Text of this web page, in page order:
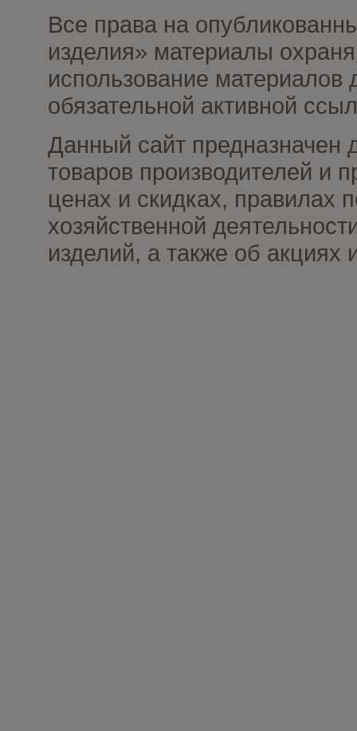
Все права на
изделия» материалы
использование материалов
обязательной активной
Данный сайт предназначен
товаров производителей и
ценах и скидках, правилах
хозяйственной
изделий, а также об